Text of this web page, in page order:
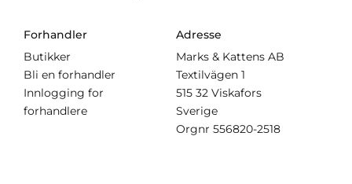
Forhandler
Butikker
Bli en forhandler
Innlogging for
forhandlere
Adresse
Marks & Kattens AB
Textilvägen 1
515 32 Viskafors
Sverige
Orgnr 556820-2518